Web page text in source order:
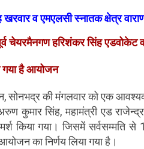
व एमएलसी स्नातक क्षेत्र
चेयरमैनगण हरिशंकर सिंह एडवोकेट व
गया है आयोजन
सोनभद्र की मंगलवार को एक
कुमार सिंह, महामंत्री एड
किया गया। जिसमें सर्वसम्मति
का निर्णय लिया गया है।